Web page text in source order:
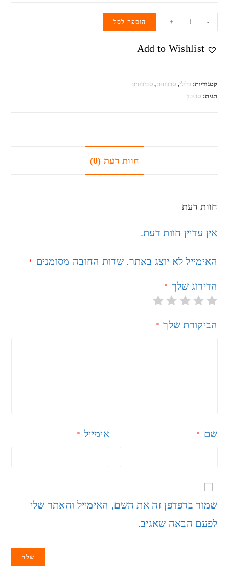
-
+ הוספה לסל
Add to Wishlist
קטגוריות: כללי, סבבונים, סביבונים
תגית: סביבון
חוות דעת (0)
חוות דעת
אין עדיין חוות דעת.
האימייל לא יוצג באתר. שדות החובה מסומנים *
הדירוג שלך *
הביקורת שלך *
שם * אימייל *
שמור בדפדפן זה את השם, האימייל והאתר שלי
לפעם הבאה שאגיב.